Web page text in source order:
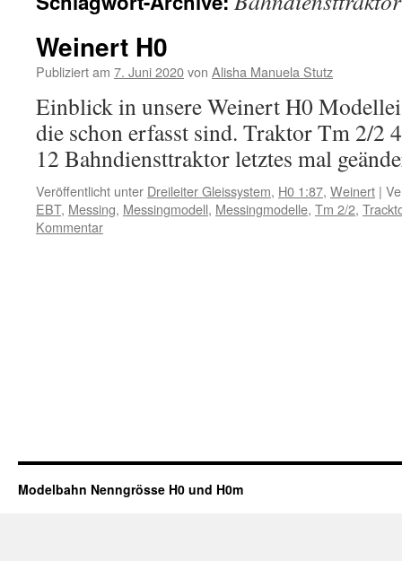
Weinert H0
Publiziert am 7. Juni 2020von Alisha Manuela Stutz
Einblick in unsere Weinert H0
die schon erfasst sind. Traktor Tm 2/2
12 Bahndiensttraktor letztes mal
Veröffentlicht unter Dreileiter Gleissystem, H0 1:87, Weinert |
EBT, Messing, Messingmodell, Messingmodelle, Tm 2/2,
Kommentar
Modelbahn Nenngrösse H0 und H0m